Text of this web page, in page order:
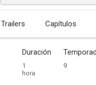
Trailers Capítulos
Duración
1
hora
9